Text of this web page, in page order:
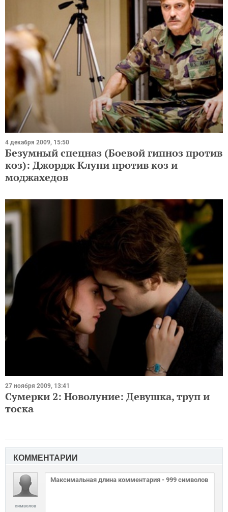
4 декабря 2009, 15:50
Безумный спецназ (Боевой гипноз против
коз): Джордж Клуни против коз и
моджахедов
27 ноября 2009, 13:41
Сумерки 2: Новолуние: Девушка, труп и
тоска
КОММЕНТАРИИ
символов